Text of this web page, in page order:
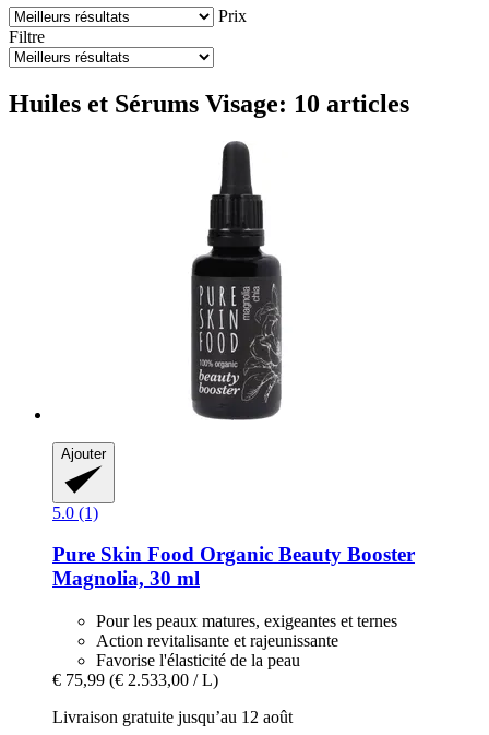
Prix
Filtre
Huiles et Sérums Visage: 10 articles
Ajouter
5.0 (1)
Pure Skin Food Organic Beauty Booster
Magnolia, 30 ml
Pour les peaux matures, exigeantes et ternes
Action revitalisante et rajeunissante
Favorise l'élasticité de la peau
€ 75,99 (€ 2.533,00 / L)
Livraison gratuite jusqu’au 12 août